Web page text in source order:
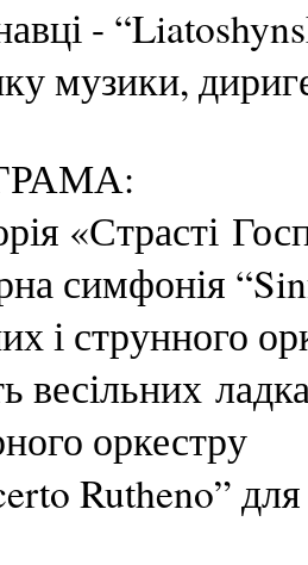
-
музики,
«Страсті
симфонія
і струнного
весільних
оркестру
Rutheno”